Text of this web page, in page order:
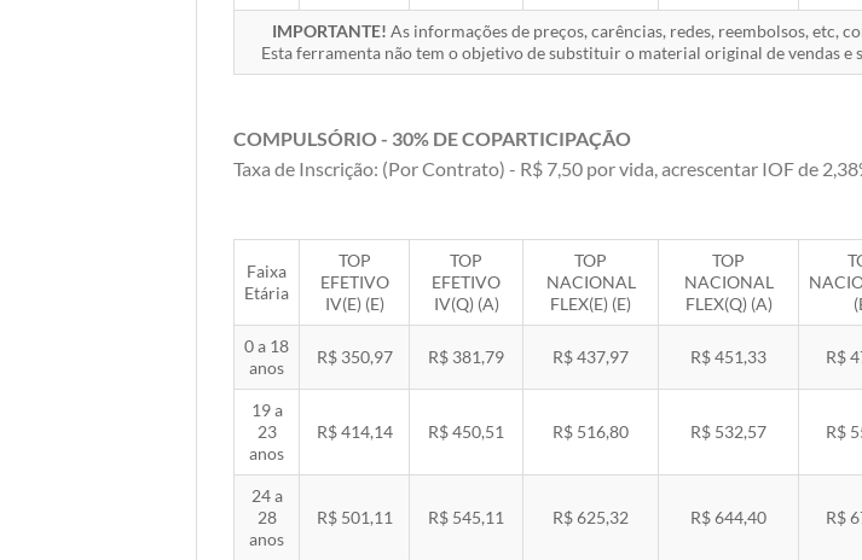
IMPORTANTE! As informações de preços, carências, redes, reembolsos, etc,
Esta ferramenta não tem o objetivo de substituir o material original de vendas
COMPULSÓRIO - 30% DE COPARTICIPAÇÃO
Taxa de Inscrição: (Por Contrato) - R$ 7,50 por vida, acrescentar IOF de
Faixa
Etária
TOP
EFETIVO
IV(E) (E)
TOP
EFETIVO
IV(Q) (A)
TOP
NACIONAL
FLEX(E) (E)
TOP
NACIONAL
FLEX(Q) (A)
0 a 18
anos
R$ 350,97 R$ 381,79 R$ 437,97 R$ 451,33 R$
19 a
23
anos
R$ 414,14 R$ 450,51 R$ 516,80 R$ 532,57 R$
24 a
28
anos
R$ 501,11 R$ 545,11 R$ 625,32 R$ 644,40 R$